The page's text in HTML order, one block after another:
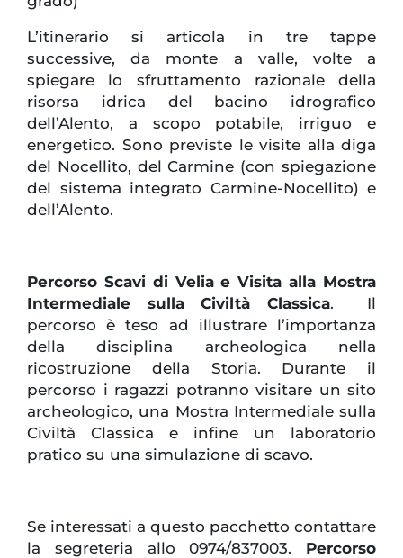
L’itinerario si articola in tre tappe
successive, da monte a valle, volte a
spiegare lo sfruttamento razionale della
risorsa idrica del bacino idrografico
dell’Alento, a scopo potabile, irriguo e
energetico. Sono previste le visite alla diga
del Nocellito, del Carmine (con spiegazione
del sistema integrato Carmine-Nocellito) e
dell’Alento.
Percorso Scavi di Velia e Visita alla Mostra
Intermediale sulla Civiltà Classica. Il
percorso è teso ad illustrare l’importanza
della disciplina archeologica nella
ricostruzione della Storia. Durante il
percorso i ragazzi potranno visitare un sito
archeologico, una Mostra Intermediale sulla
Civiltà Classica e infine un laboratorio
pratico su una simulazione di scavo.
Se interessati a questo pacchetto contattare
la segreteria allo 0974/837003. Percorso